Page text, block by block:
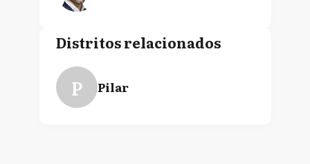
Distritos relacionados
P Pilar